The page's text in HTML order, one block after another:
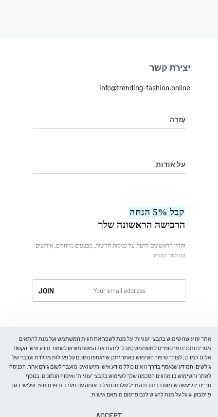
יצירת קשר
info@trending-fashion.online
עֶזרָה
מדיניות פרטיות
על אודות
עלינו
צור קשר
קבל 5% הנחה
הרכישה הראשונה שלך
ותהיו הראשונים לדעת על כניסות חדשות, מבצעים מיוחדים, אירועים
וחדשות בחנות.
לִקְנוֹת
חנות
חולצות
בלייזרים
אתר זה עושה שימוש בקבצי "עוגיות" על מנת לשפר את חווית המשתמש ועל מנת להתאים
מסרים ותכנים פרסומיים למשתמש (מבלי לזהות את המשתמש או לשמור מידע אישי הקשור
אליו). כמו כן, לצורך שיפור השימוש באתר יתכן שייאספו נתונים על פעולות מקלדת ועכבר של
גולשים. המידע שנאסף בדרך זו אינו כולל מידע אישי רגיש ואינו מועבר לשום גורם אחר. הכניסה
לאתר והשימוש בו מהווים הסכמה שלך לשימוש בקבצי "עוגיות" ואיסוף הנתונים. בנוסף
טריינדינג יעשה שימוש בכתובת המייל שלכם ותצליב אותה עם מערכות פרסום צד שלישי כגון
פייסבוק וגוגל על מנת להגיש לכם פרסום מותאם אישית.